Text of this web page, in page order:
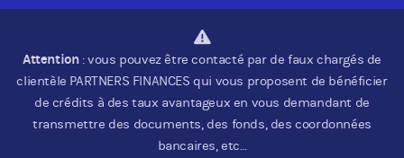
Attention: vous pouvez être contacté par de faux chargés de
clientèle PARTNERS FINANCES qui vous proposent de bénéficier
de crédits à des taux avantageux en vous demandant de
transmettre des documents, des fonds, des coordonnées
bancaires, etc…